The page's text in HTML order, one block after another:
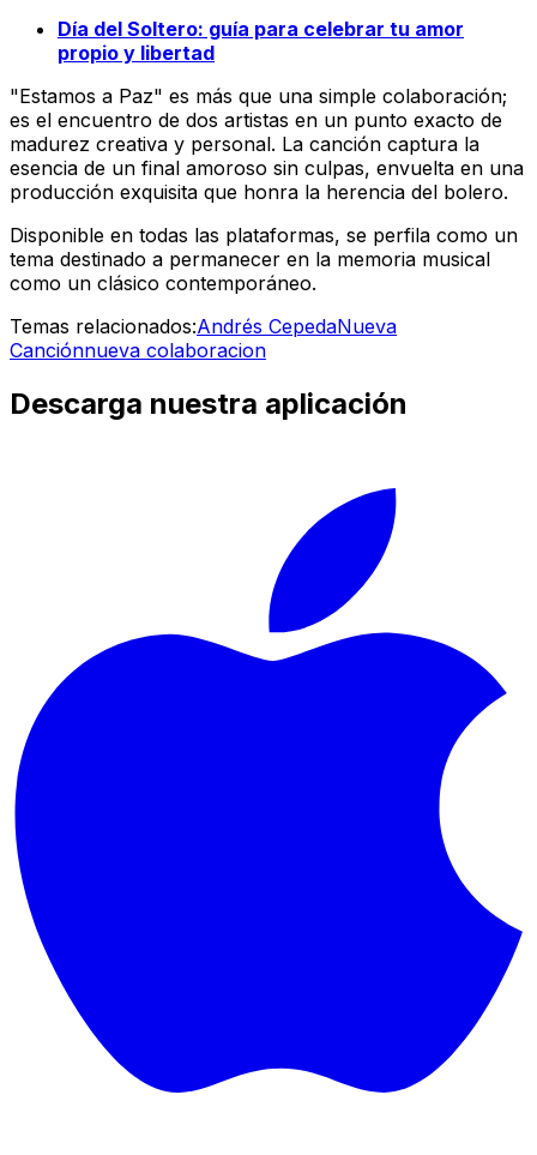
Día del Soltero: guía para celebrar tu amor
propio y libertad
"Estamos a Paz" es más que una simple colaboración;
es el encuentro de dos artistas en un punto exacto de
madurez creativa y personal. La canción captura la
esencia de un final amoroso sin culpas, envuelta en una
producción exquisita que honra la herencia del bolero.
Disponible en todas las plataformas, se perfila como un
tema destinado a permanecer en la memoria musical
como un clásico contemporáneo.
Temas relacionados:Andrés CepedaNueva
Canciónnueva colaboracion
Descarga nuestra aplicación